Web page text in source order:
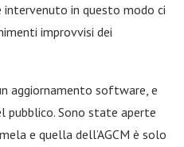
in questo modo ci
improvvisi dei
aggiornamento software, e
Sono state aperte
e quella dell’AGCM è solo